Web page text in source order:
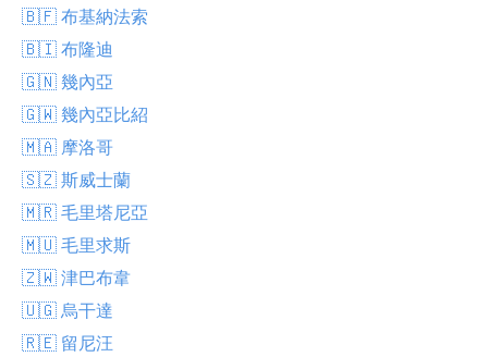
🇧🇫 布基納法索
🇧🇮 布隆迪
🇬🇳 幾內亞
🇬🇼 幾內亞比紹
🇲🇦 摩洛哥
🇸🇿 斯威士蘭
🇲🇷 毛里塔尼亞
🇲🇺 毛里求斯
🇿🇼 津巴布韋
🇺🇬 烏干達
🇷🇪 留尼汪